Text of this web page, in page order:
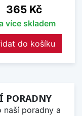
Cena
365 Kč
více skladem
do košíku
PORADNY
naší poradny a